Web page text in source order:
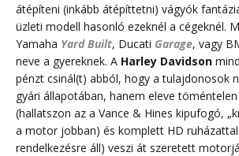
átépíteni (inkább átépíttetni) vágyók
üzleti modell hasonló ezeknél a cégeknél.
Yamaha Yard Built, Ducati Garage, vagy
neve a gyereknek. A Harley Davidson
pénzt csinál(t) abból, hogy a tulajdonosok
gyári állapotában, hanem eleve
(hallatszon az a Vance & Hines kipufogó,
a motor jobban) és komplett HD
rendelkezésre áll) veszi át szeretett